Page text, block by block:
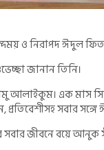
ও নিরাপদ ঈদুল
জানান তিনি।
আলাইকুম। এক
সবার সঙ্গে
জীবনে বয়ে আনুক